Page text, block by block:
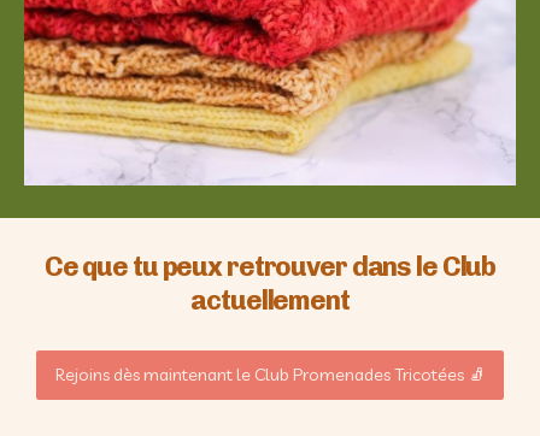
Ce que tu peux retrouver dans le Club
actuellement
Rejoins dès maintenant le Club Promenades Tricotées 🧦